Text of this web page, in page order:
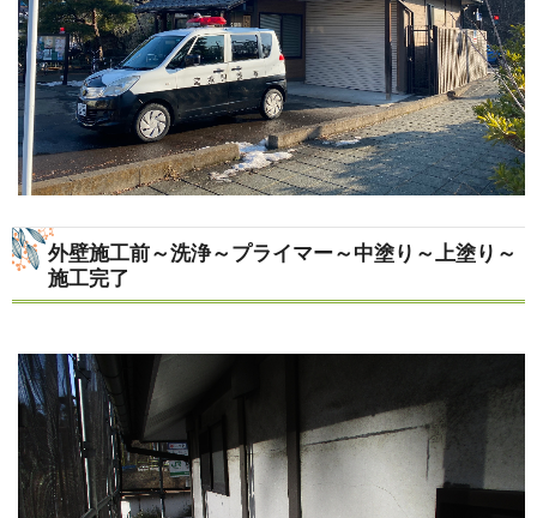
外壁施工前～洗浄～プライマー～中塗り～上塗り～
施工完了